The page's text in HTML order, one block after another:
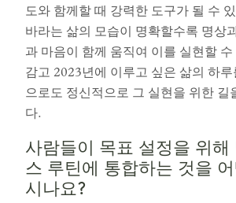
도와 함께할 때 강력한 도구가 될 수
바라는 삶의 모습이 명확할수록 명상
과 마음이 함께 움직여 이를 실현할
감고 2023년에 이루고 싶은 삶의 하
으로도 정신적으로 그 실현을 위한 길
다.
사람들이 목표 설정을 위해
스 루틴에 통합하는 것을
시나요?